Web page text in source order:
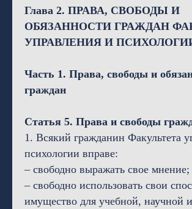
Глава 2. ПРАВА, СВОБОДЫ И
ОБЯЗАННОСТИ ГРАЖДАН
УПРАВЛЕНИЯ И
Часть 1. Права, свободы и
граждан
Статья 5. Права и свободы
1. Всякий гражданин Факультета
психологии вправе:
– свободно выражать свое мнение;
– свободно использовать свои
имущество для учебной, научной